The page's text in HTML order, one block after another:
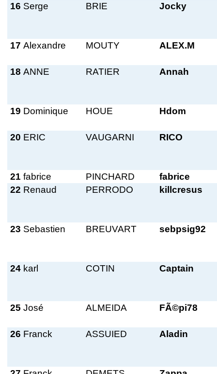
16 Serge BRIE Jocky
17 Alexandre MOUTY ALEX.M
18 ANNE RATIER Annah
19 Dominique HOUE Hdom
20 ERIC VAUGARNI RICO
21 fabrice PINCHARD
fabrice
22 Renaud PERRODO killcresus
23 Sebastien BREUVART sebpsig92
24 karl COTIN Captain
25 José ALMEIDA FÃ©pi78
26 Franck ASSUIED Aladin